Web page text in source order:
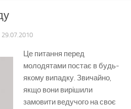
29.07.2010
Це питання перед
молодятами постає в будь-
якому випадку. Звичайно,
якщо вони вирішили
замовити ведучого на своє